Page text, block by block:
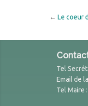
← Le coeur
Tel
Email de
Tel Maire